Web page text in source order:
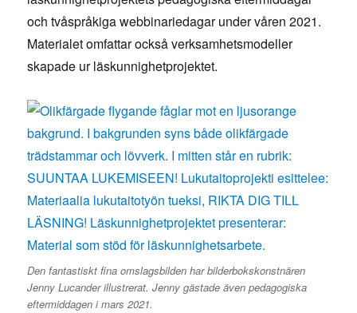
och tvåspråkiga webbinariedagar under våren 2021.
Materialet omfattar också verksamhetsmodeller
skapade ur läskunnighetprojektet.
Den fantastiskt fina omslagsbilden har bilderbokskonstnären
Jenny Lucander illustrerat. Jenny gästade även pedagogiska
eftermiddagen i mars 2021.